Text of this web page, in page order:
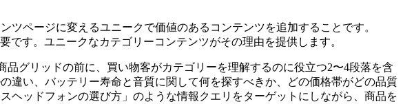
ページに変えるユニークで価値のあるコンテンツを追加することです。
す。ユニークなカテゴリーコンテンツがその理由を提供します。
グリッドの前に、買い物客がカテゴリーを理解するのに役立つ2〜4段落を含
違い、バッテリー寿命と音質に関して何を探すべきか、どの価格帯がどの品質
ヘッドフォンの選び方」のような情報クエリをターゲットにしながら、商品を